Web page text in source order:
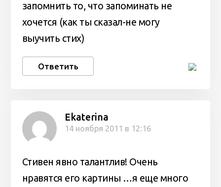
запомнить то, что запоминать не
хочется (как ты сказал-не могу
выучить стих)
Ответить
Ekaterina
14 ноября 2011 в 12:16
Стивен явно талантлив! Очень
нравятся его картины …я еще много